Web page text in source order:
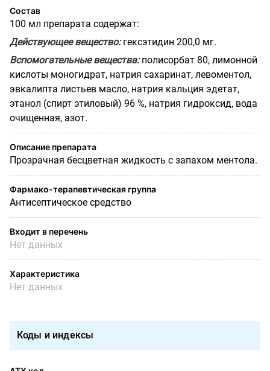
Состав
100 мл препарата содержат:
Действующее вещество:гексэтидин 200,0 мг.
Вспомогательные вещества:полисорбат 80, лимонной
кислоты моногидрат, натрия сахаринат, левоментол,
эвкалипта листьев масло, натрия кальция эдетат,
этанол (спирт этиловый) 96 %, натрия гидроксид, вода
очищенная, азот.
Описание препарата
Прозрачная бесцветная жидкость с запахом ментола.
Фармако-терапевтическая группа
Антисептическое средство
Входит в перечень
Нет данных
Характеристика
Нет данных
Коды и индексы